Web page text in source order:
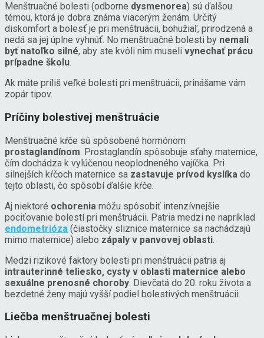
Menštruačné bolesti (odborne dysmenorea) sú ďalšou
témou, ktorá je dobra známa viacerým ženám. Určitý
diskomfort a bolesť je pri menštruácii, bohužiaľ, prirodzená a
nedá sa jej úplne vyhnúť. No menštruačné bolesti by nemali
byť natoľko silné, aby ste kvôli nim museli vynechať prácu
prípadne školu.
Ak máte príliš veľké bolesti pri menštruácii, prinášame vám
zopár tipov.
Príčiny bolestivej menštruácie
Menštruačné kŕče sú spôsobené hormónom
prostaglandínom . Prostaglandín spôsobuje sťahy maternice,
čím dochádza k vylúčenou neoplodneného vajíčka. Pri
silnejších kŕčoch maternice sa zastavuje prívod kyslíka do
tejto oblasti, čo spôsobí ďalšie kŕče.
Aj niektoré ochorenia môžu spôsobiť intenzívnejšie
pociťovanie bolestí pri menštruácii. Patria medzi ne napríklad
endometrióza (čiastočky sliznice maternice sa nachádzajú
mimo maternice) alebo zápaly v panvovej oblasti
Medzi rizikové faktory bolesti pri menštruácii patria aj
intrauterinné teliesko, cysty v oblasti maternice alebo
sexuálne prenosné choroby . Dievčatá do 20. roku života a
bezdetné ženy majú vyšší podiel bolestivých menštruácii.
Liečba menštruačnej bolesti